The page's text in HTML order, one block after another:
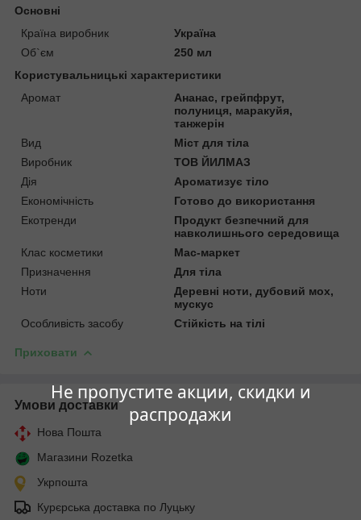
Не пропустите акции, скидки и
распродажи
Основні
Країна виробник
Україна
Об`єм
250 мл
Користувальницькі характеристики
Аромат
Ананас, грейпфрут,
полуниця, маракуйя,
танжерін
Вид
Міст для тіла
Виробник
ТОВ ЙИЛМАЗ
Дія
Ароматизує тіло
Економічність
Готово до використання
Екотренди
Продукт безпечний для
навколишнього середовища
Клас косметики
Мас-маркет
Призначення
Для тіла
Ноти
Деревні ноти, дубовий мох,
мускус
Особливість засобу
Стійкість на тілі
Приховати
Умови доставки
Нова Пошта
Магазини Rozetka
Укрпошта
Курєрська доставка по Луцьку